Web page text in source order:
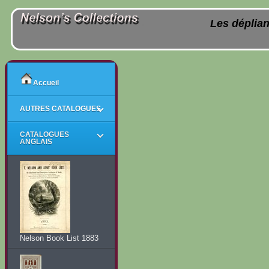
Les
Accueil
AUTRES CATALOGUES
CATALOGUES
ANGLAIS
Nelson Book List 1883